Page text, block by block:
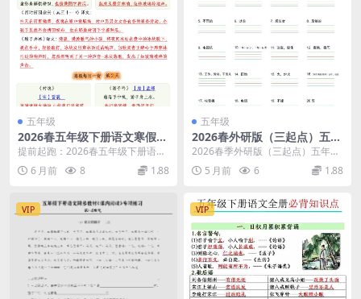
五年级
2026春五年级下册语文寒假必
背古诗每日一背全册预习专项
提前起跑：2026春五年级下册语文
寒假必背古诗每日一背核心解析 各
位家长和同学们...
6 月前 8 1.88
五年级
2026春外研版（三起点）五年
级下册英语单词默写单PDF同
2026春季外研版（三起点）五年级
下册英语词汇突破 对于正处于五年
级下学期的孩子...
5 月前 6 1.88
VIP VIP